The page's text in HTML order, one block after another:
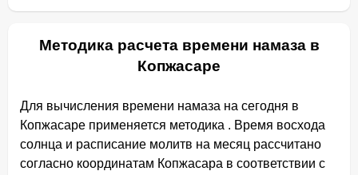
Методика расчета времени намаза в
Копжасаре
Для вычисления времени намаза на сегодня в
Копжасаре применяется методика . Время восхода
солнца и расписание молитв на месяц рассчитано
согласно координатам Копжасара в соответствии с